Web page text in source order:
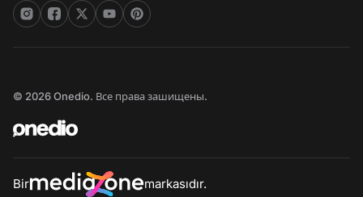
© 2026 Onedio. Все права зашищены.
Bir markasıdır.